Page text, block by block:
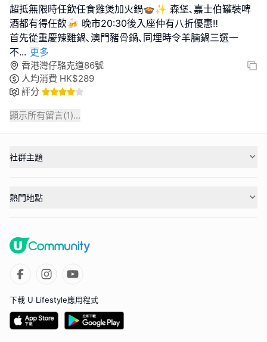
超抵無限時任飲任食雞煲加火鍋🍲✨ 森堡､嘉士伯罐裝啤
酒都有得任飲🍻 晚市20:30後入座仲有八折優惠‼️
首先從重慶辣雞鍋､澳門豬骨鍋､同埋時令羊腩鍋三選一
不... 更多
香港灣仔駱克道86號
人均消費 HK$289
評分
顯示所有留言(1)...
社群主題
熱門地點
下載 U Lifestyle應用程式